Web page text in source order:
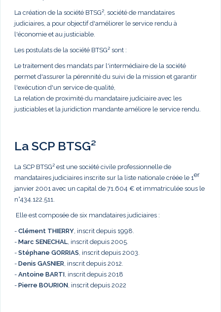
La création de la société BTSG², société de mandataires
judiciaires, a pour objectif d'améliorer le service rendu à
l'économie et au justiciable.
Les postulats de la société BTSG² sont :
Le traitement des mandats par l'intermédiaire de la société
permet d'assurer la pérennité du suivi de la mission et garantir
l'exécution d'un service de qualité,
La relation de proximité du mandataire judiciaire avec les
justiciables et la juridiction mandante améliore le service rendu.
La SCP BTSG²
La SCP BTSG² est une société civile professionnelle de
mandataires judiciaires inscrite sur la liste nationale créée le 1er
janvier 2001 avec un capital de 71.604 € et immatriculée sous le
n°434.122.511.
Elle est composée de six mandataires judiciaires :
- Clément THIERRY, inscrit depuis 1998.
- Marc SENECHAL, inscrit depuis 2005.
- Stéphane GORRIAS, inscrit depuis 2003.
- Denis GASNIER, inscrit depuis 2012.
- Antoine BARTI, inscrit depuis 2018
- Pierre BOURION, inscrit depuis 2022